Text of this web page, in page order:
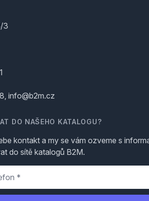
3
info@b2m.cz
DO NAŠEHO KATALOGU?
kontakt a my se vám ozveme s
do sítě katalogů B2M.